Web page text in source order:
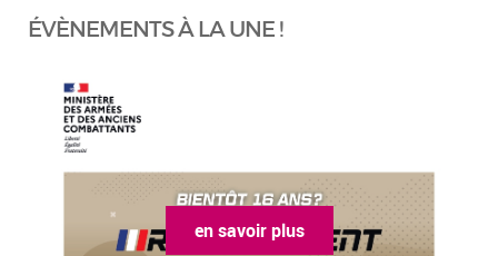
ÉVÈNEMENTS À LA UNE !
en savoir plus